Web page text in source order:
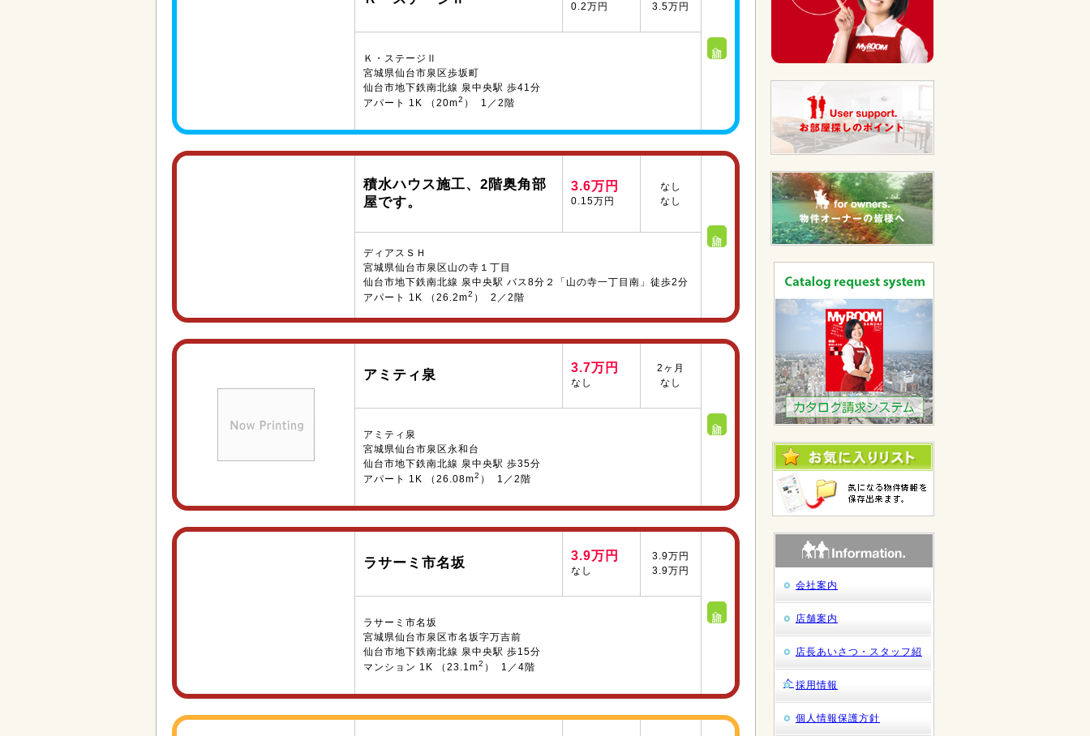
0.2万円
3.5万円
詳細へ
Ｋ・ステージⅡ
宮城県仙台市泉区歩坂町
仙台市地下鉄南北線 泉中央駅 歩41分
アパート 1K （20m2 ） 1／2階
積水ハウス施工、2階奥角部
屋です。
3.6万円
0.15万円
なし
なし
詳細へ
ディアスＳＨ
宮城県仙台市泉区山の寺１丁目
仙台市地下鉄南北線 泉中央駅 バス8分２「山の寺一丁目南」徒歩2分
アパート 1K （26.2m2 ） 2／2階
アミティ泉 3.7万円
なし
2ヶ月
なし
詳細へ
アミティ泉
宮城県仙台市泉区永和台
仙台市地下鉄南北線 泉中央駅 歩35分
アパート 1K （26.08m2 ） 1／2階
ラサーミ市名坂 3.9万円
なし
3.9万円
3.9万円
詳細へ
ラサーミ市名坂
宮城県仙台市泉区市名坂字万吉前
仙台市地下鉄南北線 泉中央駅 歩15分
マンション 1K （23.1m2 ） 1／4階
会社案内
店舗案内
店長あいさつ・スタッフ紹
介 採用情報
個人情報保護方針